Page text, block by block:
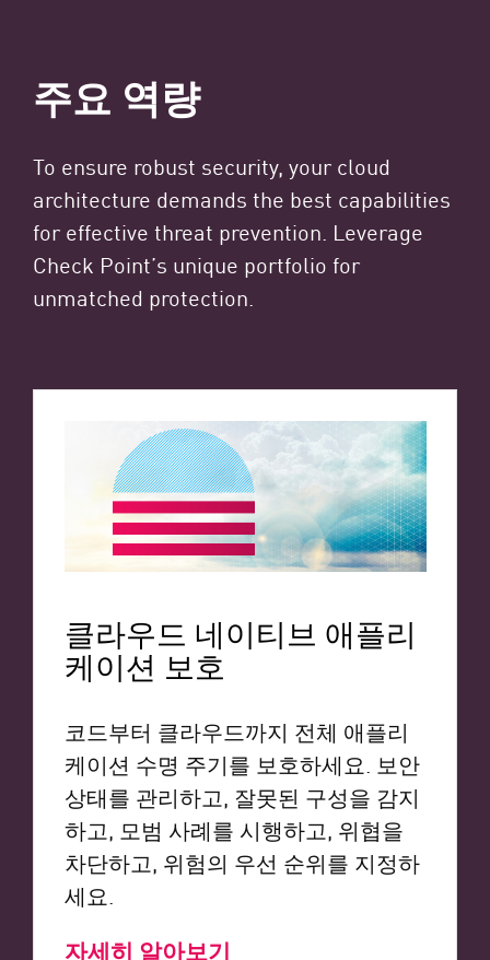
주요 역량
To ensure robust security, your cloud
architecture demands the best capabilities
for effective threat prevention. Leverage
Check Point’s unique portfolio for
unmatched protection.
클라우드 네이티브 애플리
케이션 보호
코드부터 클라우드까지 전체 애플리
케이션 수명 주기를 보호하세요. 보안
상태를 관리하고, 잘못된 구성을 감지
하고, 모범 사례를 시행하고, 위협을
차단하고, 위험의 우선 순위를 지정하
세요.
자세히 알아보기